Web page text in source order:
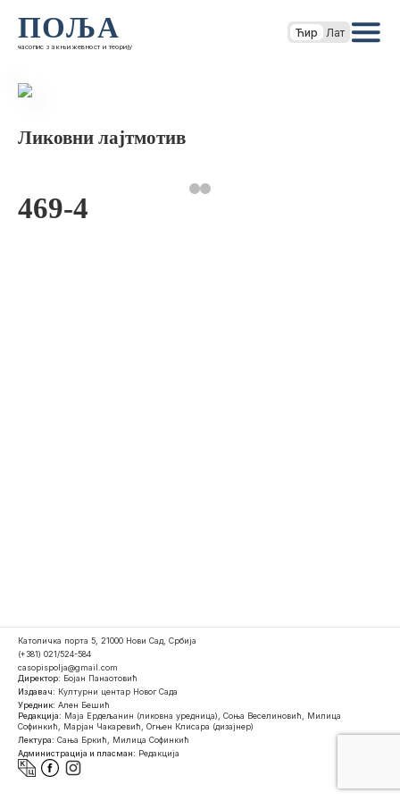
ПОЉА
часопис за књижевност и теорију
Ћир Лат
Ликовни лајтмотив
469-4
Католичка порта 5, 21000 Нови Сад, Србија
(+381) 021/524-584
casopispolja@gmail.com
Директор: Бојан Панаотовић
Издавач: Културни центар Новог Сада
Уредник: Ален Бешић
Редакција: Маја Ердељанин (ликовна уредница), Соња Веселиновић, Милица
Софинкић, Марјан Чакаревић, Огњен Клисара (дизајнер)
Лектура: Сања Бркић, Милица Софинкић
Администрација и пласман: Редакција